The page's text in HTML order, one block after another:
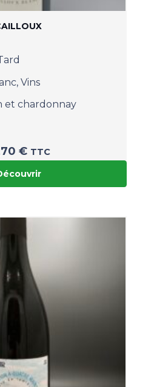
, Vins
et chardonnay
€ TTC